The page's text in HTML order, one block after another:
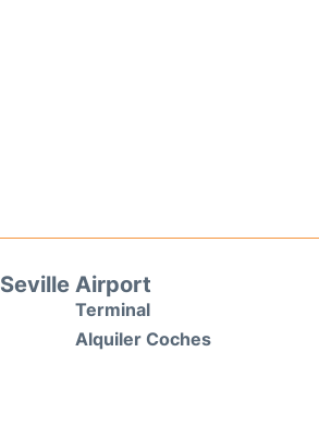
Seville Airport
Terminal
Alquiler Coches